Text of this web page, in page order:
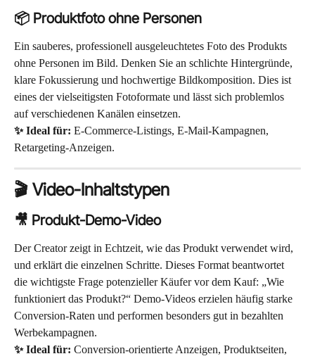
📦 Produktfoto ohne Personen
Ein sauberes, professionell ausgeleuchtetes Foto des Produkts
ohne Personen im Bild. Denken Sie an schlichte Hintergründe,
klare Fokussierung und hochwertige Bildkomposition. Dies ist
eines der vielseitigsten Fotoformate und lässt sich problemlos
auf verschiedenen Kanälen einsetzen.
✨ Ideal für: E-Commerce-Listings, E-Mail-Kampagnen,
Retargeting-Anzeigen.
🎬 Video-Inhaltstypen
🎥 Produkt-Demo-Video
Der Creator zeigt in Echtzeit, wie das Produkt verwendet wird,
und erklärt die einzelnen Schritte. Dieses Format beantwortet
die wichtigste Frage potenzieller Käufer vor dem Kauf: „Wie
funktioniert das Produkt?“ Demo-Videos erzielen häufig starke
Conversion-Raten und performen besonders gut in bezahlten
Werbekampagnen.
✨ Ideal für: Conversion-orientierte Anzeigen, Produktseiten,